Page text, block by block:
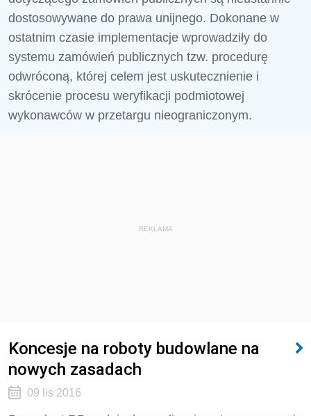
dostosowywane do prawa unijnego. Dokonane w
ostatnim czasie implementacje wprowadziły do
systemu zamówień publicznych tzw. procedurę
odwróconą, której celem jest uskutecznienie i
skrócenie procesu weryfikacji podmiotowej
wykonawców w przetargu nieograniczonym.
REKLAMA
Koncesje na roboty budowlane na
nowych zasadach
09 lis 2016